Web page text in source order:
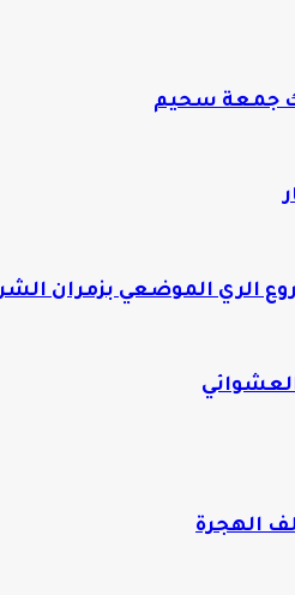
جمعة سحيم
الموضعي بزمران
الهجرة